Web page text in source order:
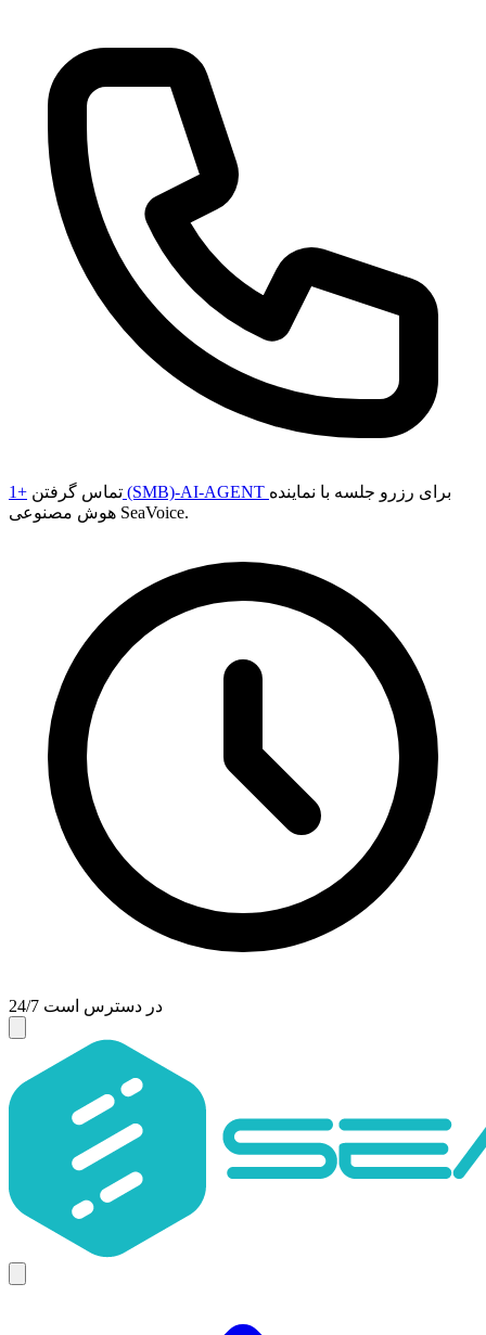
تماس گرفتن +1 (SMB)-AI-AGENT برای رزرو جلسه با نماینده
هوش مصنوعی SeaVoice.
24/7 در دسترس است